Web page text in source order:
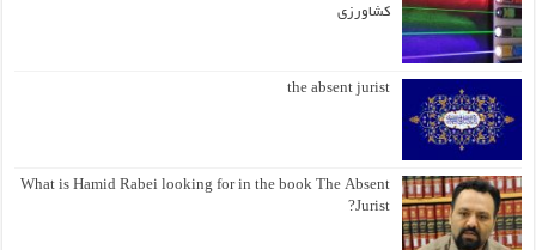
کشاورزی
the absent jurist
What is Hamid Rabei looking for in the book The Absent
Jurist?